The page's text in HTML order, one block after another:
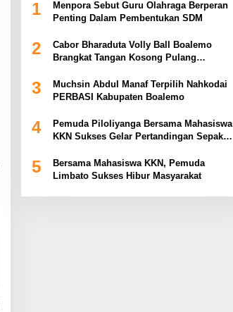
1
Menpora Sebut Guru Olahraga Berperan
Penting Dalam Pembentukan SDM
2
Cabor Bharaduta Volly Ball Boalemo
Brangkat Tangan Kosong Pulang
3
Muchsin Abdul Manaf Terpilih Nahkodai
PERBASI Kabupaten Boalemo
4
Pemuda Piloliyanga Bersama Mahasiswa
KKN Sukses Gelar Pertandingan Sepak
5
Bersama Mahasiswa KKN, Pemuda
Limbato Sukses Hibur Masyarakat